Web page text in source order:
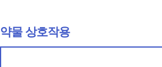
약물 상호작용